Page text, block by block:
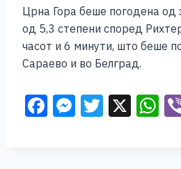
Црна Гора беше погодена од
од 5,3 степени според
часот и 6 минути, што беше
Сараево и во Белград.
F M T X W